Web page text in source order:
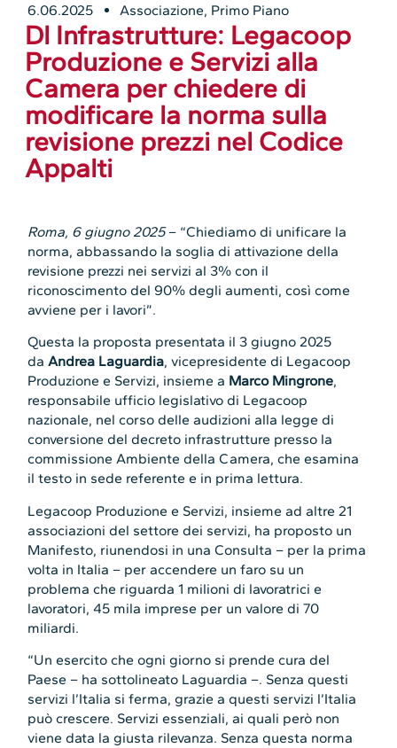
6.06.2025 Associazione, Primo Piano
Dl Infrastrutture: Legacoop
Produzione e Servizi alla
Camera per chiedere di
modificare la norma sulla
revisione prezzi nel Codice
Appalti
Roma, 6 giugno 2025– “Chiediamo di unificare la
norma, abbassando la soglia di attivazione della
revisione prezzi nei servizi al 3% con il
riconoscimento del 90% degli aumenti, così come
avviene per i lavori”.
Questa la proposta presentata il 3 giugno 2025
daAndrea Laguardia, vicepresidente di Legacoop
Produzione e Servizi, insieme a Marco Mingrone,
responsabile ufficio legislativo di Legacoop
nazionale, nel corso delle audizioni alla legge di
conversione del decreto infrastrutture presso la
commissione Ambiente della Camera, che esamina
il testo in sede referente e in prima lettura.
Legacoop Produzione e Servizi, insieme ad altre 21
associazioni del settore dei servizi, ha proposto un
Manifesto, riunendosi in una Consulta – per la prima
volta in Italia – per accendere un faro su un
problema che riguarda 1 milioni di lavoratrici e
lavoratori, 45 mila imprese per un valore di 70
miliardi.
“Un esercito che ogni giorno si prende cura del
Paese – ha sottolineato Laguardia –. Senza questi
servizi l’Italia si ferma, grazie a questi servizi l’Italia
può crescere. Servizi essenziali, ai quali però non
viene data la giusta rilevanza. Senza questa norma